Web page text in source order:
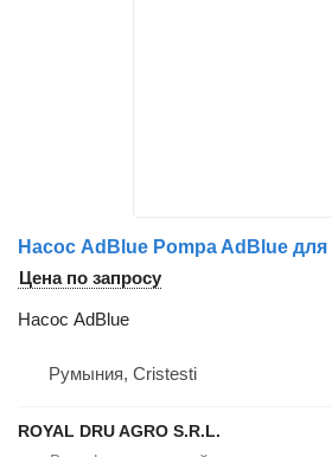
Цена по запросу
Насос AdBlue
Румыния, Cristesti
ROYAL DRU AGRO S.R.L.